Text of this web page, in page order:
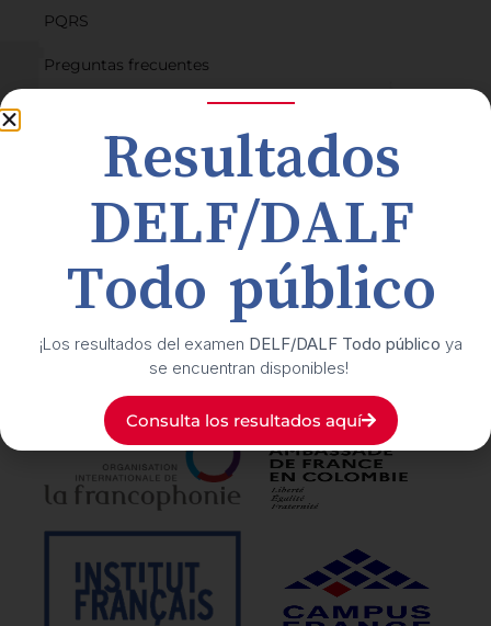
PQRS
Preguntas frecuentes
Planes de financiación
Buzón de transparencia y ética
Suscríbete a nuestro boletín cultural
Síguenosen nuestras redes sociales
Nuestrosaliados
Resultados
DELF/DALF
Todo público
¡Los resultados del examen DELF/DALF Todo público ya
se encuentran disponibles!
Consulta los resultados aquí